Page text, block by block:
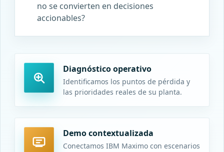
no se convierten en decisiones
accionables?
Diagnóstico operativo
Identificamos los puntos de pérdida y
las prioridades reales de su planta.
Demo contextualizada
Conectamos IBM Maximo con escenarios